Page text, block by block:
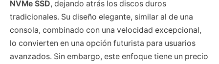
NVMe SSD, dejando atrás los discos duros
tradicionales. Su diseño elegante, similar al de una
consola, combinado con una velocidad excepcional,
lo convierten en una opción futurista para usuarios
avanzados. Sin embargo, este enfoque tiene un precio